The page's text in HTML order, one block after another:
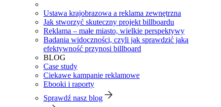
Ustawa krajobrazowa a reklama zewnętrzna
Jak stworzyć skuteczny projekt billboardu
Reklama – małe miasto, wielkie perspektywy
Badania widoczności, czyli jak sprawdzić jaką
efektywność przynosi billboard
BLOG
Case study
Ciekawe kampanie reklamowe
Ebooki i raporty
Sprawdź nasz blog